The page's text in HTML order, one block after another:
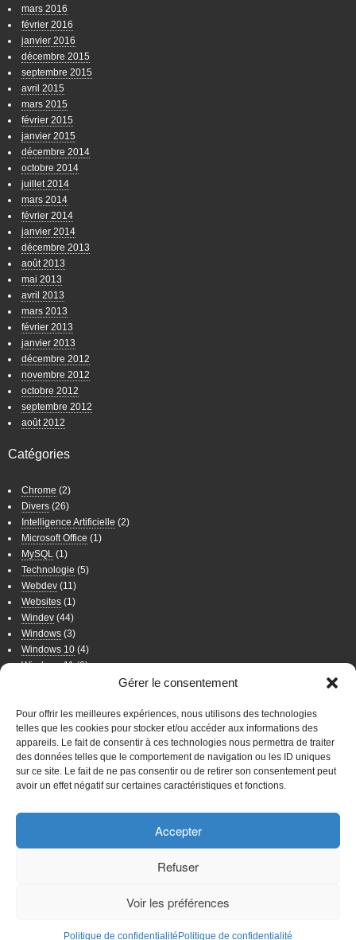
Gérer le consentement
Pour offrir les meilleures expériences, nous utilisons des technologies
telles que les cookies pour stocker et/ou accéder aux informations des
appareils. Le fait de consentir à ces technologies nous permettra de traiter
des données telles que le comportement de navigation ou les ID uniques
sur ce site. Le fait de ne pas consentir ou de retirer son consentement peut
avoir un effet négatif sur certaines caractéristiques et fonctions.
Accepter
Refuser
Voir les préférences
Politique de confidentialité Politique de confidentialité
mars 2016
février 2016
janvier 2016
décembre 2015
septembre 2015
avril 2015
mars 2015
février 2015
janvier 2015
décembre 2014
octobre 2014
juillet 2014
mars 2014
février 2014
janvier 2014
décembre 2013
août 2013
mai 2013
avril 2013
mars 2013
février 2013
janvier 2013
décembre 2012
novembre 2012
octobre 2012
septembre 2012
août 2012
Catégories
Chrome (2)
Divers (26)
Intelligence Artificielle (2)
Microsoft Office (1)
MySQL (1)
Technologie (5)
Webdev (11)
Websites (1)
Windev (44)
Windows (3)
Windows 10 (4)
Windows 11(6)
Wordpress(8)
WordPress
Connexion
confidentialité
Marketed By Neil Patel